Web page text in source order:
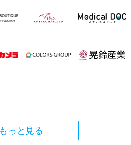
もっと見る